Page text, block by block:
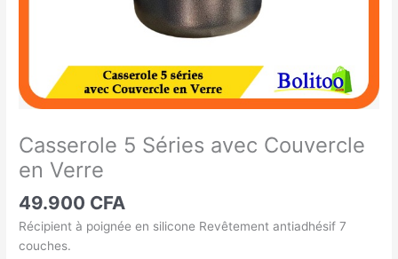
Casserole 5 Séries avec Couvercle
en Verre
49.900 CFA
Récipient à poignée en silicone Revêtement antiadhésif 7
couches.